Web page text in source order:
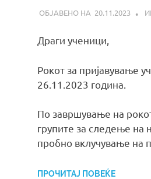
20.11.2023
Драги ученици,
Рокот за пријавување
26.11.2023 година.
По завршување на
групите за следење на
пробно вклучување на
ПРОЧИТАЈ ПОВЕЌЕ